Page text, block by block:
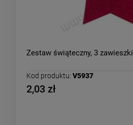
Zestaw świąteczny, 3 zawieszki
Kod produktu: V5937
2,03 zł